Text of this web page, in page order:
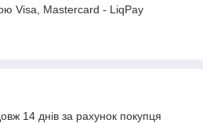
Visa, Mastercard - LiqPay
14 днів за рахунок покупця